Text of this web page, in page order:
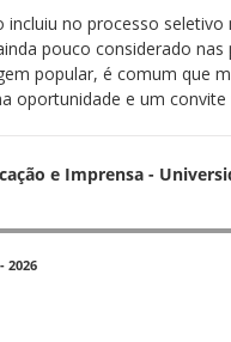
incluiu no processo
pouco considerado
popular, é comum que
oportunidade e um
e Imprensa -
2026